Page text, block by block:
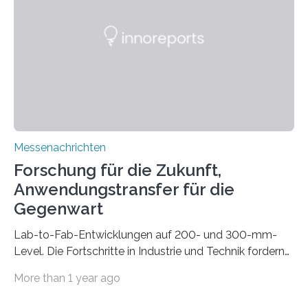
konventionelle Robotik an der Produktion und
Messenachrichten
Forschung für die Zukunft,
Anwendungstransfer für die
Gegenwart
Lab-to-Fab-Entwicklungen auf 200- und 300-mm-
Level. Die Fortschritte in Industrie und Technik fordern
Mikrochips, sowohl aus technischer, wirtschaftlicher, als
More than 1 year ago